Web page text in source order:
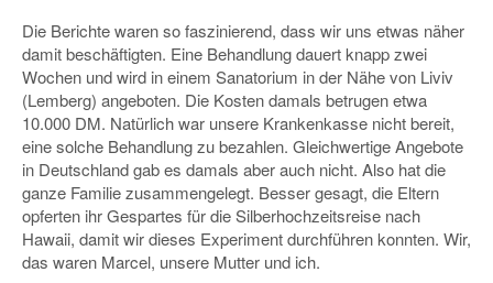
Die Berichte waren so faszinierend, dass wir uns etwas näher
damit beschäftigten. Eine Behandlung dauert knapp zwei
Wochen und wird in einem Sanatorium in der Nähe von Liviv
(Lemberg) angeboten. Die Kosten damals betrugen etwa
10.000 DM. Natürlich war unsere Krankenkasse nicht bereit,
eine solche Behandlung zu bezahlen. Gleichwertige Angebote
in Deutschland gab es damals aber auch nicht. Also hat die
ganze Familie zusammengelegt. Besser gesagt, die Eltern
opferten ihr Gespartes für die Silberhochzeitsreise nach
Hawaii, damit wir dieses Experiment durchführen konnten. Wir,
das waren Marcel, unsere Mutter und ich.